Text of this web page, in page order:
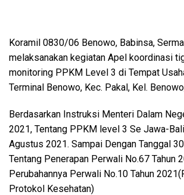
Koramil 0830/06 Benowo, Babinsa,
melaksanakan kegiatan Apel koordinasi
monitoring PPKM Level 3 di Tempat
Terminal Benowo, Kec. Pakal, Kel.
Berdasarkan Instruksi Menteri Dalam
2021, Tentang PPKM level 3 Se Jawa-
Agustus 2021. Sampai Dengan Tanggal
Tentang Penerapan Perwali No.67 Tahun
Perubahannya Perwali No.10 Tahun
Protokol Kesehatan)